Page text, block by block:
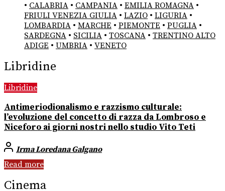
• CALABRIA • CAMPANIA • EMILIA ROMAGNA •
FRIULI VENEZIA GIULIA • LAZIO • LIGURIA •
LOMBARDIA • MARCHE • PIEMONTE • PUGLIA •
SARDEGNA • SICILIA • TOSCANA • TRENTINO ALTO
ADIGE • UMBRIA • VENETO
Libridine
Libridine
Antimeriodionalismo e razzismo culturale:
l’evoluzione del concetto di razza da Lombroso e
Niceforo ai giorni nostri nello studio Vito Teti
Irma Loredana Galgano
Read more
Cinema